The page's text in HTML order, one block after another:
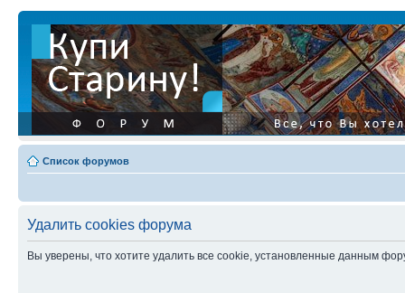
Список форумов
Удалить cookies форума
Вы уверены, что хотите удалить все cookie, установленные данным